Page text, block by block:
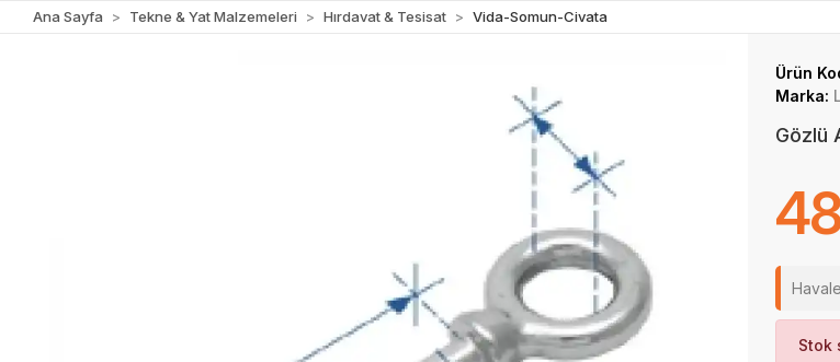
Ana Sayfa Tekne & Yat Malzemeleri Hırdavat & Tesisat Vida-Somun-Civata
Ürün
Marka:
Gözlü
Stok